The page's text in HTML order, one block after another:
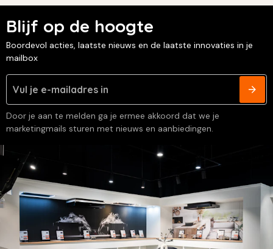
Blijf op de hoogte
Boordevol acties, laatste nieuws en de laatste innovaties in je
mailbox
Door je aan te melden ga je ermee akkoord dat we je
marketingmails sturen met nieuws en aanbiedingen.